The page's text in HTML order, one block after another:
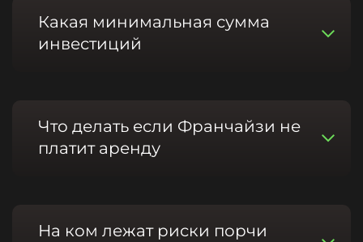
Какая минимальная сумма
инвестиций
Что делать если Франчайзи не
платит аренду
На ком лежат риски порчи